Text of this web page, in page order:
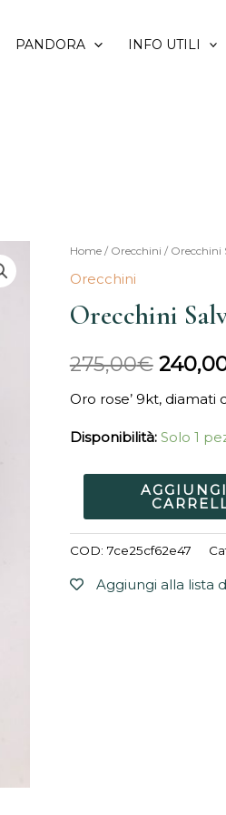
PANDORA INFO UTILI
Home/ Orecchini / Orecchini
Orecchini
Orecchini
275,00€
Il
era:
Oro rose’ 9kt, diamati
Disponibilità: Solo 1
Orecchini
Salvini
Segni
quantità
COD: 7ce25cf62e47
Aggiungi alla lista